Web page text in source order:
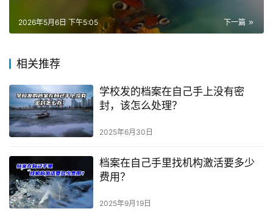
下一篇
2026年5月6日 下午5:05
相关推荐
学校发的档案在自己手上没有密
封，该怎么处理？
2025年6月30日
档案在自己手里找机构激活要多少
费用？
2025年9月19日